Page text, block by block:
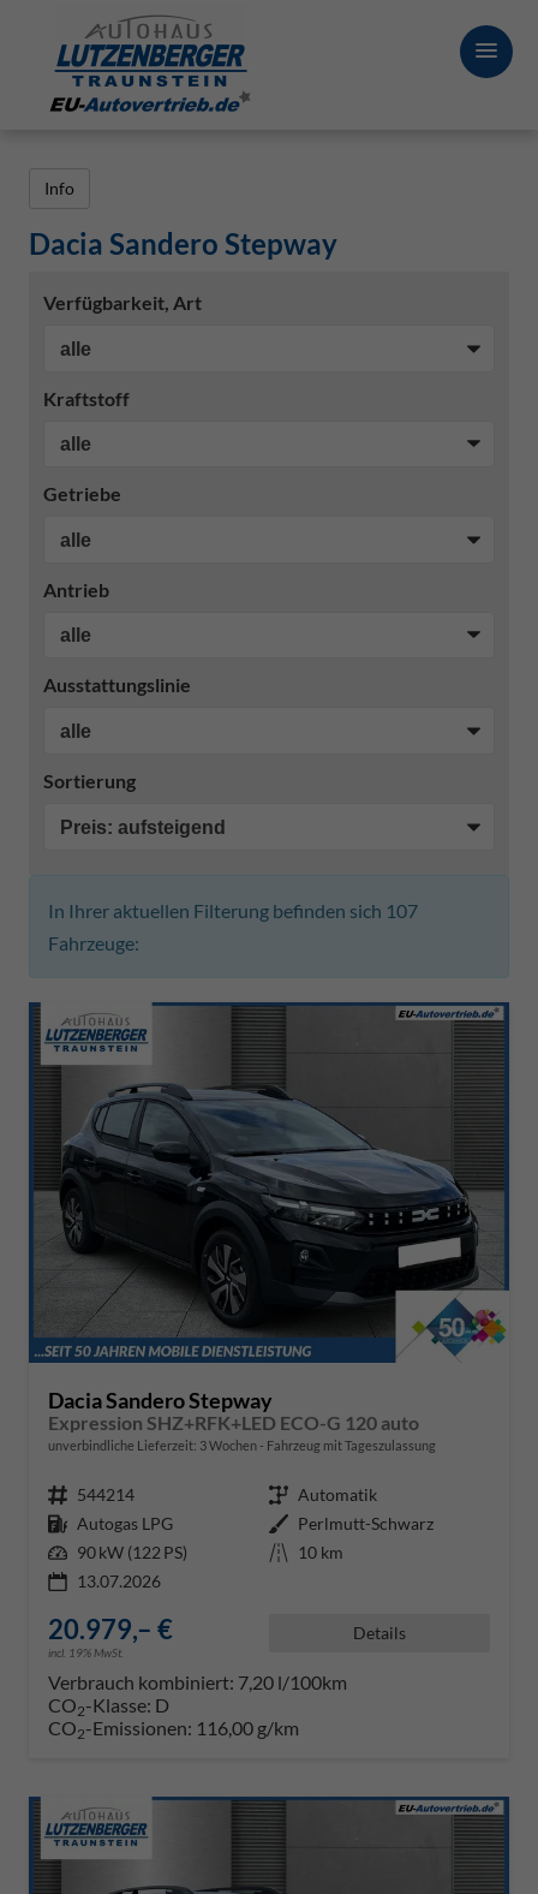
Info
Dacia Sandero Stepway
Verfügbarkeit, Art
Kraftstoff
Getriebe
Antrieb
Ausstattungslinie
Sortierung
In Ihrer aktuellen Filterung befinden sich 107
Fahrzeuge:
Dacia Sandero Stepway
Expression SHZ+RFK+LED ECO-G 120 auto
unverbindliche Lieferzeit: 3 Wochen Fahrzeug mit Tageszulassung
Fahrzeugnr. 544214 Getriebe Automatik
Kraftstoff Autogas LPG Außenfarbe Perlmutt-Schwarz
Leistung 90 kW (122 PS) Kilometerstand 10 km
13.07.2026
20.979,– €
incl. 19% MwSt.
Details
Verbrauch kombiniert: 7,20 l/100km
CO2-Klasse: D
CO2-Emissionen: 116,00 g/km